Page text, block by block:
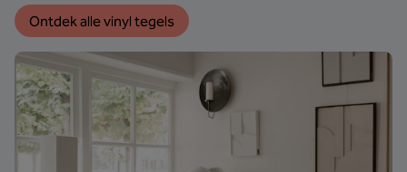
Ontdek alle vinyl tegels